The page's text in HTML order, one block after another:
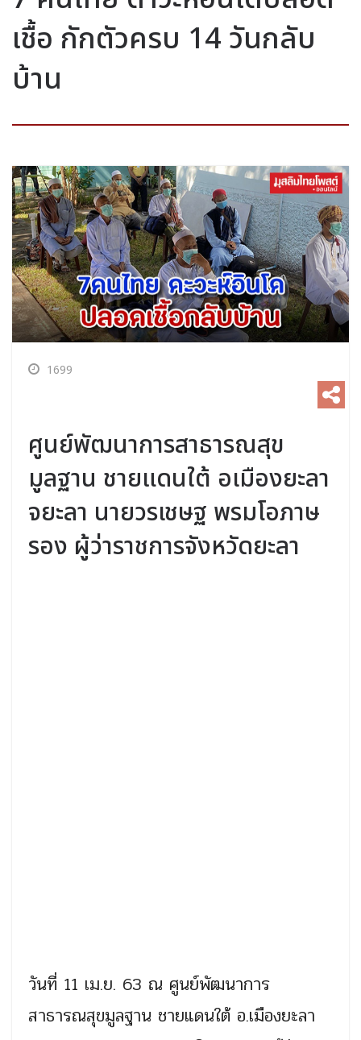
เชื้อ กักตัวครบ 14 วันกลับ
บ้าน
1699
ศูนย์พัฒนาการสาธารณสุข
มูลฐาน ชายแดนใต้ อเมืองยะลา
จยะลา นายวรเชษฐ พรมโอภาษ
รอง ผู้ว่าราชการจังหวัดยะลา
วันที่ 11 เม.ย. 63 ณ ศูนย์พัฒนาการ
สาธารณสุขมูลฐาน ชายแดนใต้ อ.เมืองยะลา